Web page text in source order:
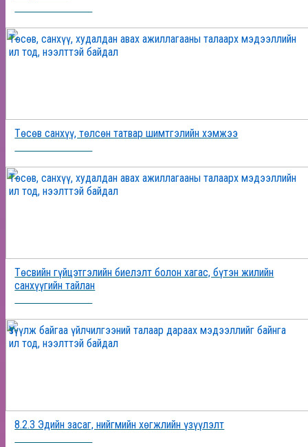
Төсөв, санхүү, худалдан авах ажиллагааны талаарх мэдээллийн
ил тод, нээлттэй байдал
Төсөв санхүү, төлсөн татвар шимтгэлийн хэмжээ
Төсөв, санхүү, худалдан авах ажиллагааны талаарх мэдээллийн
ил тод, нээлттэй байдал
Төсвийн гүйцэтгэлийн биелэлт болон хагас, бүтэн жилийн
санхүүгийн тайлан
Үзүүлж байгаа үйлчилгээний талаар дараах мэдээллийг байнга
ил тод, нээлттэй байдал
8.2.3 Эдийн засаг, нийгмийн хөгжлийн үзүүлэлт